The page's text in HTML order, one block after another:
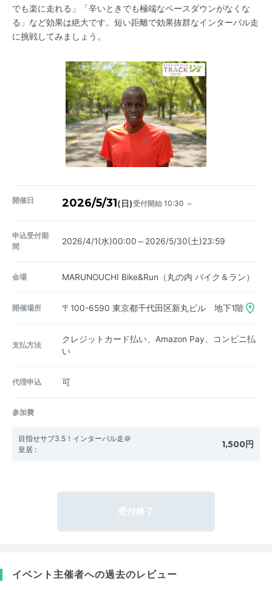
でも楽に走れる」「辛いときでも極端なペースダウンがなくな
る」など効果は絶大です。短い距離で効果抜群なインターバル走
に挑戦してみましょう。
開催日 2026/5/31(日)受付開始 10:30 ～
申込受付期
間
2026/4/1(水)00:00～2026/5/30(土)23:59
会場 MARUNOUCHI Bike&Run（丸の内 バイク＆ラン）
開催場所 〒100-6590 東京都千代田区新丸ビル 地下1階
支払方法
クレジットカード払い、Amazon Pay、コンビニ払
い
代理申込 可
参加費
目指せサブ3.5！インターバル走＠
皇居 : 1,500円
受付終了
イベント主催者への過去のレビュー